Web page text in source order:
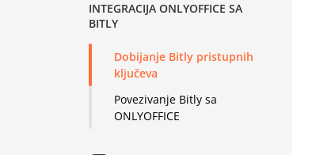
INTEGRACIJA ONLYOFFICE SA
BITLY
Dobijanje Bitly pristupnih
ključeva
Povezivanje Bitly sa
ONLYOFFICE